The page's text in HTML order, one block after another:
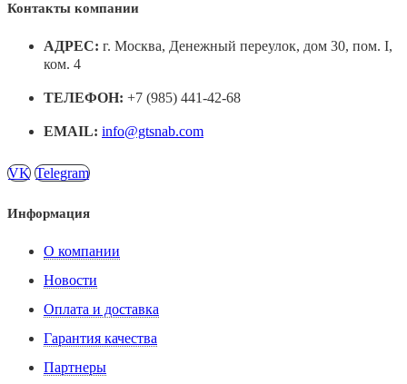
Контакты компании
АДРЕС: г. Москва, Денежный переулок, дом 30, пом. I,
ком. 4
ТЕЛЕФОН: +7 (985) 441-42-68
EMAIL: info@gtsnab.com
VK Telegram
Информация
О компании
Новости
Оплата и доставка
Гарантия качества
Партнеры